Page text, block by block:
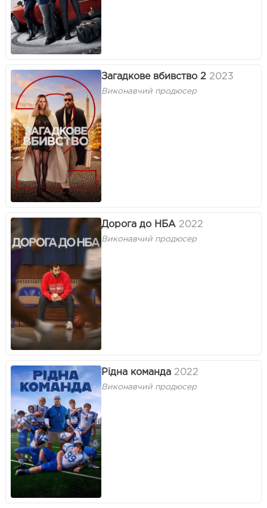
Загадкове вбивство 2 2023
Виконавчий продюсер
Дорога до НБА 2022
Виконавчий продюсер
Рідна команда 2022
Виконавчий продюсер